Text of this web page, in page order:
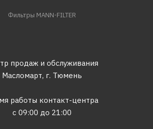
Фильтры MANN-FILTER
продаж и обслуживания
Масломарт, г. Тюмень
работы контакт-центра
с 09:00 до 21:00